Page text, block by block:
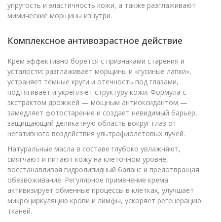
упругость и эластичность кожи, а также разглаживают
мимические морщины изнутри.
Комплексное антивозрастное действие
Крем эффективно борется с признаками старения и
усталости: разглаживает морщины и «гусиные лапки»,
устраняет темные круги и отечность под глазами,
подтягивает и укрепляет структуру кожи. Формула с
экстрактом дрожжей — мощным антиоксидантом —
замедляет фотостарение и создает невидимый барьер,
защищающий деликатную область вокруг глаз от
негативного воздействия ультрафиолетовых лучей.
Натуральные масла в составе глубоко увлажняют,
смягчают и питают кожу на клеточном уровне,
восстанавливая гидролипидный баланс и предотвращая
обезвоживание. Регулярное применение крема
активизирует обменные процессы в клетках, улучшает
микроциркуляцию крови и лимфы, ускоряет регенерацию
тканей.